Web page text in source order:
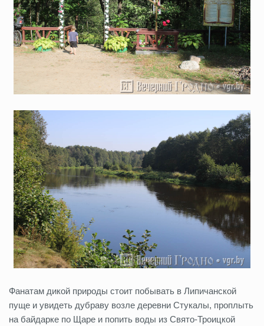
Фанатам дикой природы стоит побывать в Липичанской
пуще и увидеть дубраву возле деревни Стукалы, проплыть
на байдарке по Щаре и попить воды из Свято-Троицкой